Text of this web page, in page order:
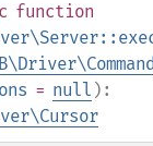
function
= null ):